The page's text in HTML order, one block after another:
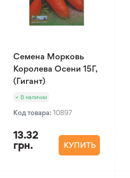
Семена Морковь
Королева Осени 15Г,
(Гигант)
В наличии
Код товара: 10897
13.32
грн.
КУПИТЬ